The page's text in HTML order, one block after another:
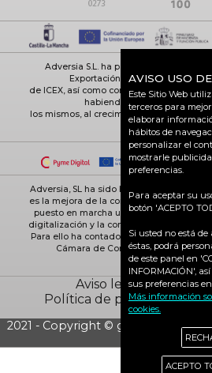
Adversia S.L. ha participado en el
Exportación ICEX-Next, y ha
de ICEX, así como con la cofinanciación
habiendo contribuido según
los mismos, al crecimiento económico de
Adversia, SL ha sido beneficiaria de
es la mejora de la competitividad de las
puesto en marcha un Plan de Acción
digitalización y la competitividad de las
Para ello ha contado con el apoyo del
Cámara de Comercio de Ciudad
Aviso legal
Política
Política de privacidad
2021 - Copyright © grupo Adversia
reservados
AVISO USO
Este Sitio Web
terceros para
elaborar
hábitos de
personalizar el
mostrarle
preferencias.
Para aceptar su
botón 'ACEPTO
Si usted no está
éstas, podrá
de este panel en
INFORMACIÓN',
sus preferencias
Más información
cookies.
ACEPTO